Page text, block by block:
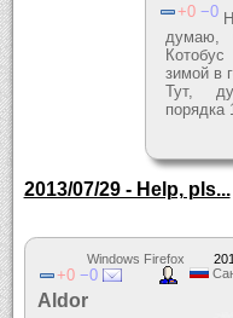
0 0
думаю,
зимой в
Тут,
порядка
2013/07/29 - Help, pls...
Windows Firefox
0 0
Aldor